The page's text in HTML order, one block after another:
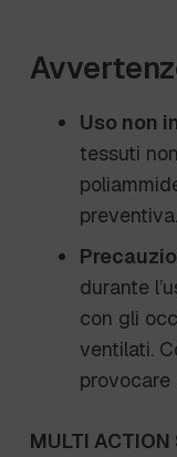
Uso non
tessuti
preventiva.
durante
con gli
ventilati.
provocare
MULTI ACTION